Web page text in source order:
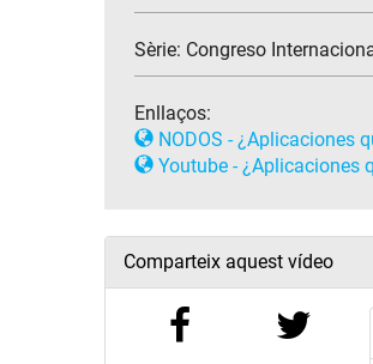
Sèrie: Congreso
Enllaços:
NODOS - ¿Aplicaciones
Youtube - ¿Aplicaciones
Comparteix aquest vídeo